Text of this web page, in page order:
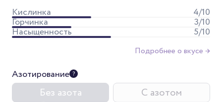
Кислинка
4/10
Горчинка 3/10
Насыщенность 5/10
Подробнее о вкусе →
Азотирование
Без азота С азотом